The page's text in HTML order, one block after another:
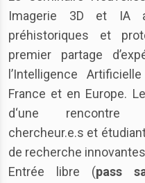
Imagerie 3D et IA
préhistoriques et
premier partage
l’Intelligence
France et en Europe.
d‘une rencontre
chercheur.e.s et
de recherche
Entrée libre (pass